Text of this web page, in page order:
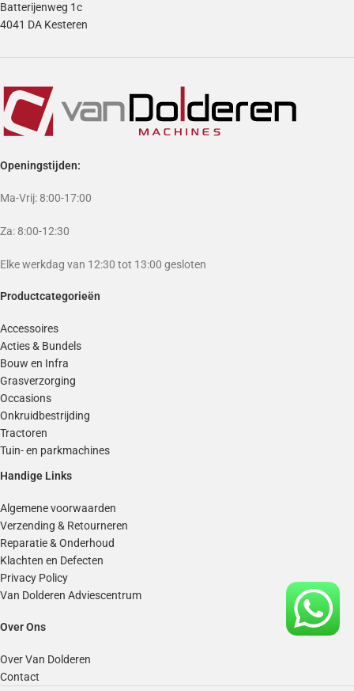
Batterijenweg 1c
4041 DA Kesteren
Openingstijden:
Ma-Vrij: 8:00-17:00
Za: 8:00-12:30
Elke werkdag van 12:30 tot 13:00 gesloten
Productcategorieën
Accessoires
Acties & Bundels
Bouw en Infra
Grasverzorging
Occasions
Onkruidbestrijding
Tractoren
Tuin- en parkmachines
Handige Links
Algemene voorwaarden
Verzending & Retourneren
Reparatie & Onderhoud
Klachten en Defecten
Privacy Policy
Van Dolderen Adviescentrum
Over Ons
Over Van Dolderen
Contact